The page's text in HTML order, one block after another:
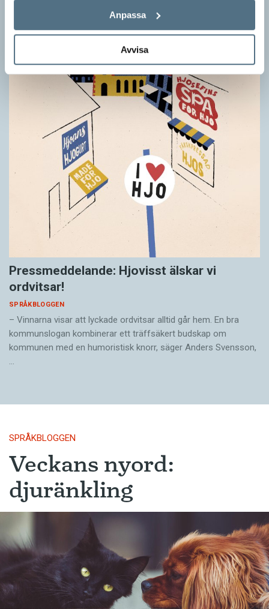
Anpassa
Avvisa
Pressmeddelande: Hjovisst älskar vi
ordvitsar!
SPRÅKBLOGGEN
– Vinnarna visar att lyckade ordvitsar alltid går hem. En bra
kommunslogan kombinerar ett träffsäkert budskap om
kommunen med en humoristisk knorr, säger Anders Svensson,
SPRÅKBLOGGEN
Veckans nyord:
djuränkling